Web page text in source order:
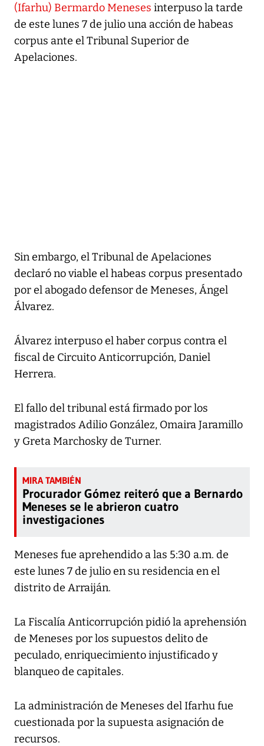
(Ifarhu) Bermardo Meneses interpuso la tarde
de este lunes 7 de julio una acción de habeas
corpus ante el Tribunal Superior de
Apelaciones.
Sin embargo, el Tribunal de Apelaciones
declaró no viable el habeas corpus presentado
por el abogado defensor de Meneses, Ángel
Álvarez.
Álvarez interpuso el haber corpus contra el
fiscal de Circuito Anticorrupción, Daniel
Herrera.
El fallo del tribunal está firmado por los
magistrados Adilio González, Omaira Jaramillo
y Greta Marchosky de Turner.
Procurador Gómez reiteró que a Bernardo
Meneses se le abrieron cuatro
investigaciones
Meneses fue aprehendido a las 5:30 a.m. de
este lunes 7 de julio en su residencia en el
distrito de Arraiján.
La Fiscalía Anticorrupción pidió la aprehensión
de Meneses por los supuestos delito de
peculado, enriquecimiento injustificado y
blanqueo de capitales.
La administración de Meneses del Ifarhu fue
cuestionada por la supuesta asignación de
recursos.